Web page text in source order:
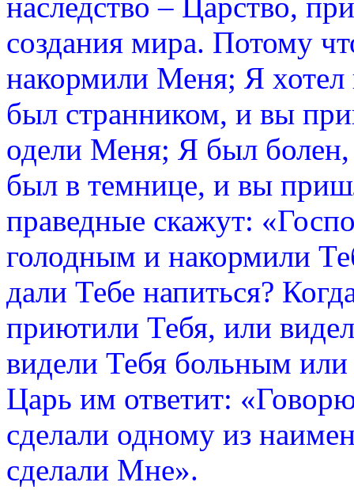
создания мира. Потому
накормили Меня; Я
был странником, и вы
одели Меня; Я был
был в темнице, и вы
праведные скажут:
голодным и накормили
дали Тебе напиться?
приютили Тебя, или
видели Тебя больным
Царь им ответит:
сделали одному из
сделали Мне».